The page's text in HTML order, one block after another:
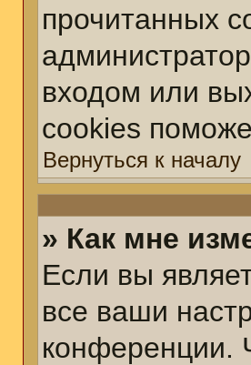
прочитанных
входом или
cookies
Вернуться к началу
» Как мне
Если вы
все ваши
конференции.